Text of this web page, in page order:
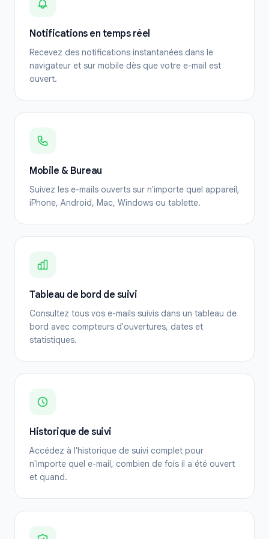
Notifications en temps réel
Recevez des notifications instantanées dans le
navigateur et sur mobile dès que votre e-mail est
ouvert.
Mobile & Bureau
Suivez les e-mails ouverts sur n'importe quel appareil,
iPhone, Android, Mac, Windows ou tablette.
Tableau de bord de suivi
Consultez tous vos e-mails suivis dans un tableau de
bord avec compteurs d'ouvertures, dates et
statistiques.
Historique de suivi
Accédez à l'historique de suivi complet pour
n'importe quel e-mail, combien de fois il a été ouvert
et quand.